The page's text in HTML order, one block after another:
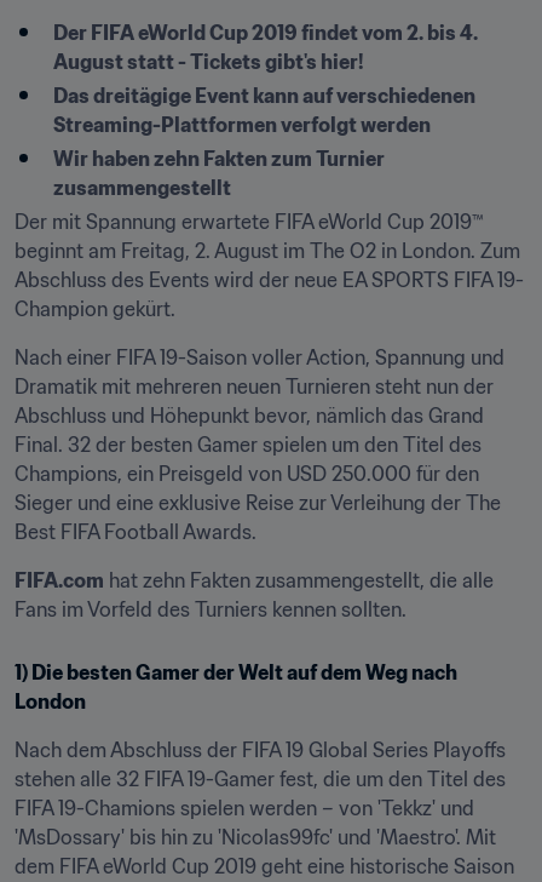
Der FIFA eWorld Cup 2019 findet vom 2. bis 4.
August statt - Tickets gibt's hier!
Das dreitägige Event kann auf verschiedenen
Streaming-Plattformen verfolgt werden
Wir haben zehn Fakten zum Turnier
zusammengestellt
Der mit Spannung erwartete FIFA eWorld Cup 2019™
beginnt am Freitag, 2. August im The O2 in London. Zum
Abschluss des Events wird der neue EA SPORTS FIFA 19-
Champion gekürt.
Nach einer FIFA 19-Saison voller Action, Spannung und
Dramatik mit mehreren neuen Turnieren steht nun der
Abschluss und Höhepunkt bevor, nämlich das Grand
Final. 32 der besten Gamer spielen um den Titel des
Champions, ein Preisgeld von USD 250.000 für den
Sieger und eine exklusive Reise zur Verleihung der The
Best FIFA Football Awards.
FIFA.com hat zehn Fakten zusammengestellt, die alle
Fans im Vorfeld des Turniers kennen sollten.
1) Die besten Gamer der Welt auf dem Weg nach
London
Nach dem Abschluss der FIFA 19 Global Series Playoffs
stehen alle 32 FIFA 19-Gamer fest, die um den Titel des
FIFA 19-Chamions spielen werden – von 'Tekkz' und
'MsDossary' bis hin zu 'Nicolas99fc' und 'Maestro'. Mit
dem FIFA eWorld Cup 2019 geht eine historische Saison